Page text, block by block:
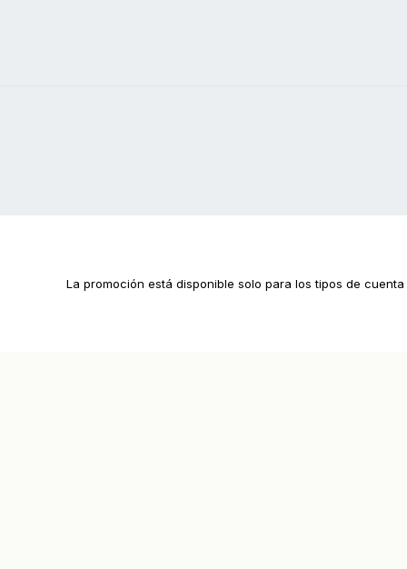
La promoción está disponible solo para los tipos de